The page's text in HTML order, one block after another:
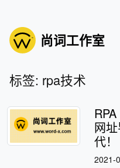
尚词工作室
标签: rpa技术
网
代！
2021-